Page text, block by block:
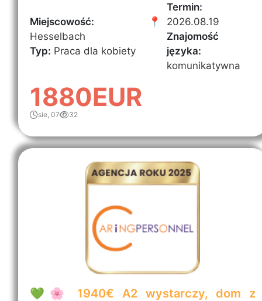
Miejscowość:
📍
Hesselbach
Typ: Praca dla kobiety
Termin:
2026.08.19
Znajomość
języka:
komunikatywna
1880EUR
sie, 07 32
💚🌸 1940€ A2 wystarczy, dom z